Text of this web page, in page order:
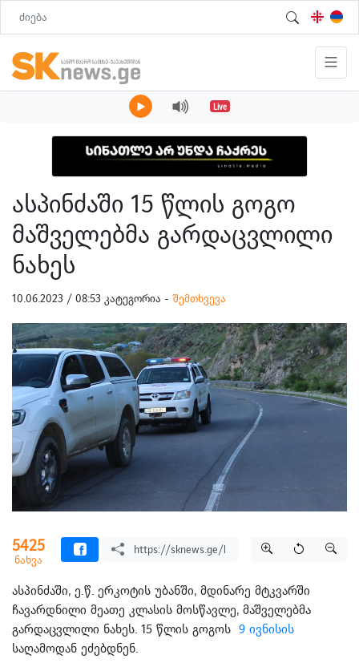
Live
ასპინძაში 15 წლის გოგო
მაშველებმა გარდაცვლილი
ნახეს
10.06.2023 / 08:53 კატეგორია - შემთხვევა
5425
ნახვა
ასპინძაში, ე.წ. ერკოტის უბანში, მდინარე მტკვარში
ჩავარდნილი მეათე კლასის მოსწავლე, მაშველებმა
გარდაცვლილი ნახეს. 15 წლის გოგოს 9 ივნისის
საღამოდან ეძებდნენ.